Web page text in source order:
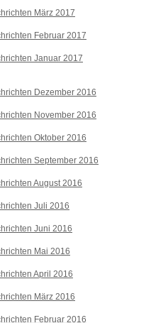
März 2017
Februar 2017
Januar 2017
Dezember 2016
November 2016
Oktober 2016
September 2016
August 2016
Juli 2016
Juni 2016
Mai 2016
April 2016
März 2016
Februar 2016